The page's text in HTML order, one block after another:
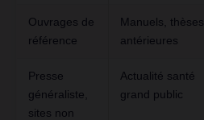
Ouvrages de
référence
Manuels, thèses
antérieures
Presse
généraliste,
sites non
Actualité santé
grand public